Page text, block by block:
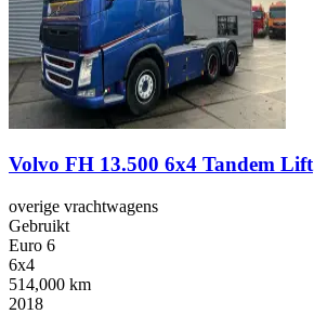
Volvo FH 13.500 6x4 Tandem Lift
overige vrachtwagens
Gebruikt
Euro 6
6x4
514,000 km
2018